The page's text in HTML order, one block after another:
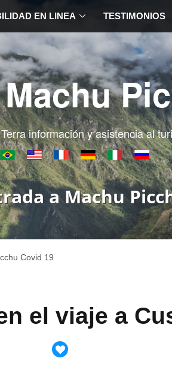
EN LINEA TESTIMONIOS
información y asistencia al
a Machu
Covid 19
el viaje a